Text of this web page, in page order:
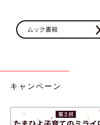
ムック書籍
キャンペーン